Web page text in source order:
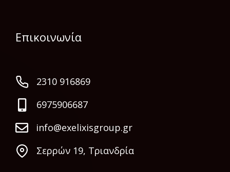
Επικοινωνία
2310 916869
6975906687
info@exelixisgroup.gr
Σερρών 19, Τριανδρία